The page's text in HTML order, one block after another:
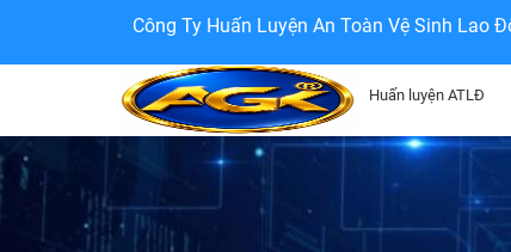
Công Ty Huấn Luyện An Toàn Vệ Sinh Lao
Huấn luyện ATLĐ